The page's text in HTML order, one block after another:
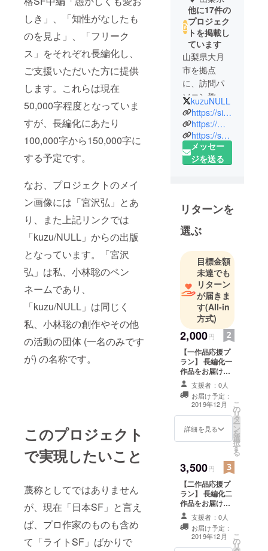
しき」、「知性がなしたも
のを見よ」、「フリーク
ス」をそれぞれ長編化し、
ご支援いただいた方に提供
します。これらは現在
50,000字程度となっていま
すが、長編化にあたり
100,000字から150,000字に
する予定です。
なお、プロジェクトのメイ
ン画像には「宮沢弘」とあ
り、また上記リンクでは
「kuzu/NULL」からの出版
となっています。「宮沢
弘」は私、小林聡のペン
ネームであり、
「kuzu/NULL」は同じく
私、小林聡の創作やその他
の活動の団体 (一名のみです
が) の名称です。
このプロジェクト
で実現したいこと
蔑称としてではありません
が、現在「日本SF」と言え
ば、プロ作家のものも含め
て「ライトSF」ばかりで
他に17件の
プロジェク
トを掲載し
ています
山梨県大月
市を拠点
に、訪問パ
ソコン教
室、情報処
理・情報シ
ステム、科
学教育、プ
ログラミン
コンサルタ
ントあるい
は業務文
事などの執
筆を行ない
ます。
主な著作:
* 「トラ技コ
ンピュータ
増刊 はじめ
てのテキス
ト処理言語
AWK」
春日野
馨 (本名 半沢
三智丸), 宮沢
弘 (本名 小林
聡), CQ出版
月.
要旨: プ
ログラミン
グの入門を
兼ね,AWK言
語について
解 説および
kuzuNULL
https://sites.google.com/view/kuzunull/
https://medium.com/kuzu-null
https://scifi.skoba.org/
メッセー
ジを送る
リターンを
選ぶ
目標金額
未達でも
リターン
が届きま
す(All-in
方式)
2,000円
【一作品応援プ
ラン】 長編化一
作品をお届けし
ます。 一作品あ
たり2,000円のご
支援です (手数
料、税込み)。
フォーマット
(EPUB, PDF) の
支援者：0人
お届け予定：
2019年12月
詳細を見る
こ
の
リ
タ
ー
ン
を
選
択
す
る
3,500円
【二作品応援プ
ラン】 長編化二
作品をお届けし
ます。 一作品あ
たり1,750円のご
支援です (手数
料、税込み)。
支援者：0人
お届け予定：
2019年12月
こ
の
リ